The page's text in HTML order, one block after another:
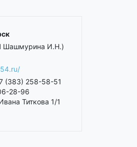
Шашмурина И.Н.)
(383) 258-58-51
28-96
Титкова 1/1